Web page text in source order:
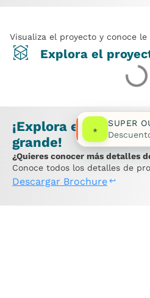
Visualiza el proyecto y conoce le
Explora el
¡Explora el Brochure
grande!
¿Quieres conocer más detalles
Conoce todos los detalles de
Descargar Brochure
*
SUPER